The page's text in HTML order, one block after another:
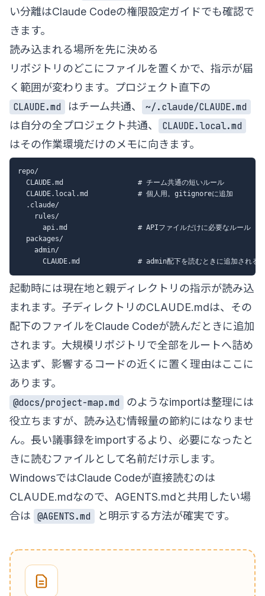
い分離はClaude Codeの権限設定ガイドでも確認で
きます。
読み込まれる場所を先に決める
リポジトリのどこにファイルを置くかで、指示が届
く範囲が変わります。プロジェクト直下の
CLAUDE.md
はチーム共通、
~/.claude/CLAUDE.md
は自分の全プロジェクト共通、
CLAUDE.local.md
はその作業環境だけのメモに向きます。
repo/
  CLAUDE.md                  # チーム共通の短いルール
  CLAUDE.local.md            # 個人用。gitignoreに追加
  .claude/
    rules/
      api.md                 # APIファイルだけに必要なルール
  packages/
    admin/
起動時には現在地と親ディレクトリの指示が読み込
まれます。子ディレクトリのCLAUDE.mdは、その
配下のファイルをClaude Codeが読んだときに追加
されます。大規模リポジトリで全部をルートへ詰め
込まず、影響するコードの近くに置く理由はここに
あります。
@docs/project-map.md
のようなimportは整理には
役立ちますが、読み込む情報量の節約にはなりませ
ん。長い議事録をimportするより、必要になったと
きに読むファイルとして名前だけ示します。
WindowsではClaude Codeが直接読むのは
CLAUDE.mdなので、AGENTS.mdと共用したい場
合は @AGENTS.md と明示する方法が確実です。